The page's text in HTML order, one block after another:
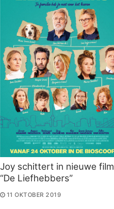
Joy schittert in nieuwe film
“De Liefhebbers”
11 OKTOBER 2019